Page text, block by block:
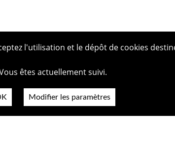
l'utilisation et le dépôt de cookies
êtes actuellement suivi.
Modifier les paramètres